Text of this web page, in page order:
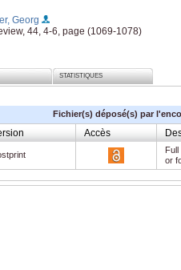
Georg
44, 4-6, page (1069-1078)
STATISTIQUES
Fichier(s) déposé(s) par
Accès
or